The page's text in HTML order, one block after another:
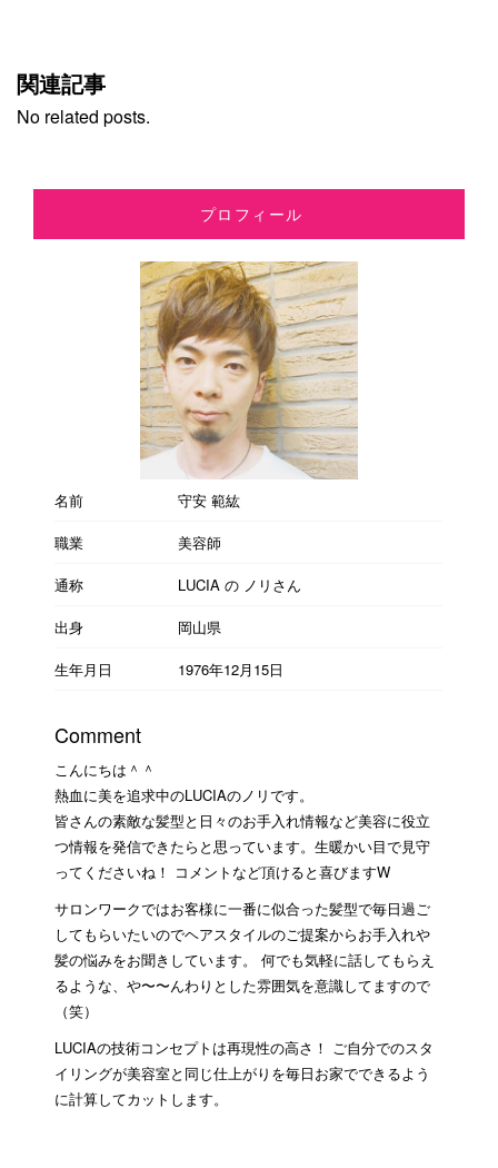
関連記事
No related posts.
プロフィール
名前
守安 範紘
職業
美容師
通称
LUCIA の ノリさん
出身
岡山県
生年月日
1976年12月15日
Comment
こんにちは＾＾
熱血に美を追求中のLUCIAのノリです。
皆さんの素敵な髪型と日々のお手入れ情報など美容に役立
つ情報を発信できたらと思っています。生暖かい目で見守
ってくださいね！ コメントなど頂けると喜びますW
サロンワークではお客様に一番に似合った髪型で毎日過ご
してもらいたいのでヘアスタイルのご提案からお手入れや
髪の悩みをお聞きしています。 何でも気軽に話してもらえ
るような、や〜〜んわりとした雰囲気を意識してますので
（笑）
LUCIAの技術コンセプトは再現性の高さ！ ご自分でのスタ
イリングが美容室と同じ仕上がりを毎日お家でできるよう
に計算してカットします。